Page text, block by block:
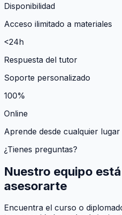
Disponibilidad
Acceso ilimitado a materiales
<24h
Respuesta del tutor
Soporte personalizado
100%
Online
Aprende desde cualquier lugar
¿Tienes preguntas?
Nuestro equipo
asesorarte
Encuentra el curso o